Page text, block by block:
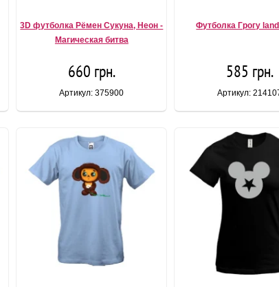
3D футболка Рёмен Сукуна, Неон -
Магическая битва
660 грн.
Артикул: 375900
Футболка Грогу
585 грн.
Артикул: